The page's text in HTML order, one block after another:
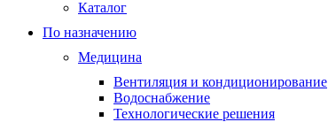
Каталог
По назначению
Медицина
Вентиляция и кондиционирование
Водоснабжение
Технологические решения